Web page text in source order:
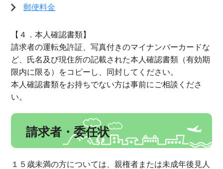
郵便料金
【４．本人確認書類】
請求者の運転免許証、写真付きのマイナンバーカードな
ど、氏名及び現住所の記載された本人確認書類（有効期
限内に限る）をコピーし、同封してください。
本人確認書類をお持ちでない方は事前にご相談くださ
い。
請求者・委任状
１５歳未満の方については、親権者または未成年後見人